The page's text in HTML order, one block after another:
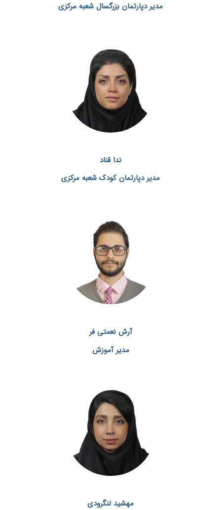
مدیر دپارتمان بزرگسال شعبه مرکزی
ندا قناد
مدیر دپارتمان کودک شعبه مرکزی
آرش نعمتی فر
مدیر آموزش
مهشید لنگرودی